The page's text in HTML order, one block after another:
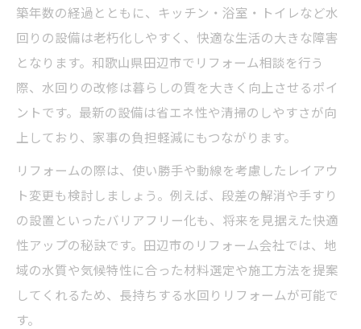
築年数の経過とともに、キッチン・浴室・トイレなど水
回りの設備は老朽化しやすく、快適な生活の大きな障害
となります。和歌山県田辺市でリフォーム相談を行う
際、水回りの改修は暮らしの質を大きく向上させるポイ
ントです。最新の設備は省エネ性や清掃のしやすさが向
上しており、家事の負担軽減にもつながります。
リフォームの際は、使い勝手や動線を考慮したレイアウ
ト変更も検討しましょう。例えば、段差の解消や手すり
の設置といったバリアフリー化も、将来を見据えた快適
性アップの秘訣です。田辺市のリフォーム会社では、地
域の水質や気候特性に合った材料選定や施工方法を提案
してくれるため、長持ちする水回りリフォームが可能で
す。